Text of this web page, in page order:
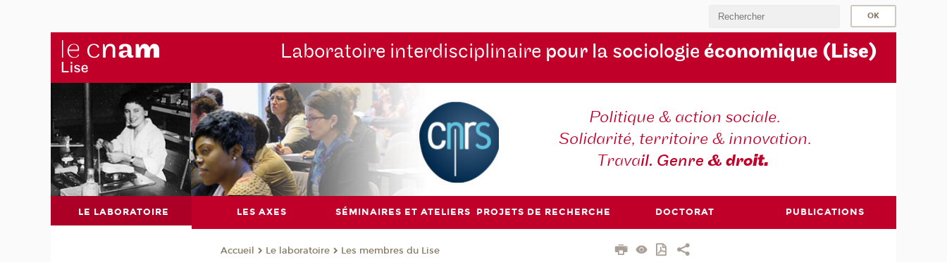
Laboratoire interdisciplinaire pour la sociologie économique (Lise)
Politique & action sociale.
Solidarité, territoire & innovation.
Travail. Genre & droit.
LE LABORATOIRE LES AXES SÉMINAIRES ET ATELIERS PROJETS DE RECHERCHE DOCTORAT PUBLICATIONS
Accueil Le laboratoire Les membres du Lise